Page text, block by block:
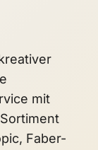
mit
Faber-